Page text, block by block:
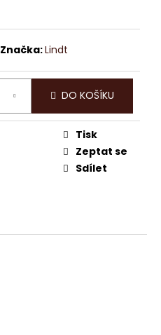
Značka:Lindt
DO KOŠÍKU
Tisk
Zeptat se
Sdílet